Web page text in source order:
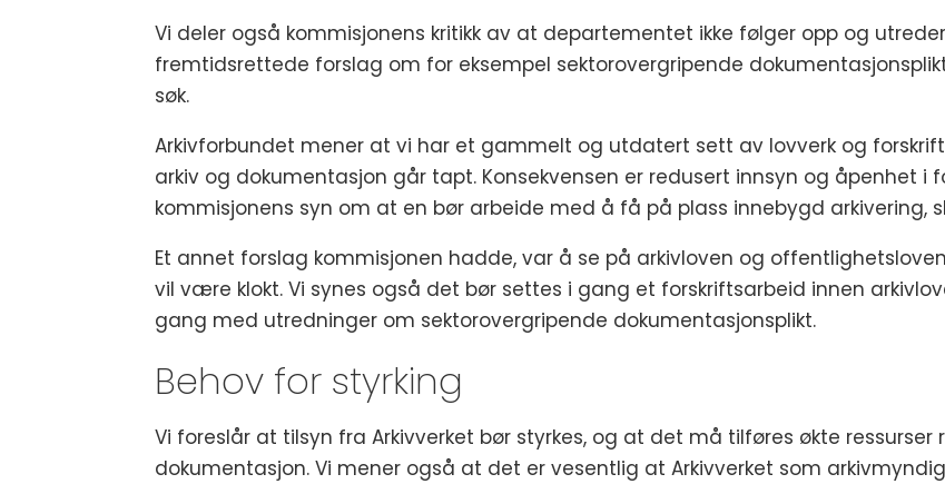
Vi deler også kommisjonens kritikk av at departementet ikke følger opp og
fremtidsrettede forslag om for eksempel sektorovergripende
søk.
Arkivforbundet mener at vi har et gammelt og utdatert sett av lovverk og
arkiv og dokumentasjon går tapt. Konsekvensen er redusert innsyn og åpenhet i
kommisjonens syn om at en bør arbeide med å få på plass innebygd arkivering,
Et annet forslag kommisjonen hadde, var å se på arkivloven og
vil være klokt. Vi synes også det bør settes i gang et forskriftsarbeid innen
gang med utredninger om sektorovergripende dokumentasjonsplikt.
Behov for styrking
Vi foreslår at tilsyn fra Arkivverket bør styrkes, og at det må tilføres økte
dokumentasjon. Vi mener også at det er vesentlig at Arkivverket som